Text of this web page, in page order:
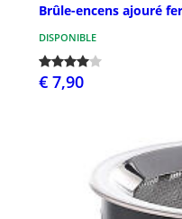
Brûle-encens ajouré
DISPONIBLE
€ 7,90